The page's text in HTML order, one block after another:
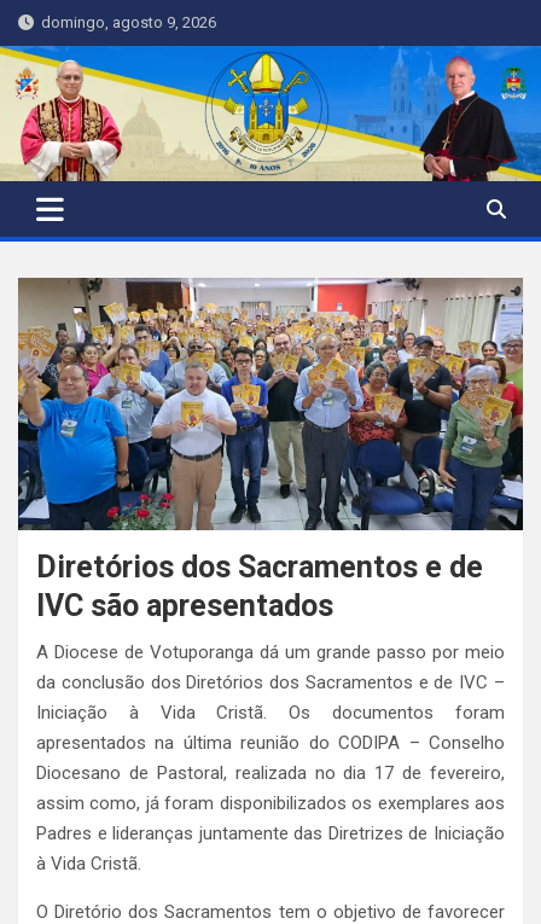
Skip
to
content
domingo, agosto 9, 2026
Diretórios dos Sacramentos e de
IVC são apresentados
A Diocese de Votuporanga dá um grande passo por meio
da conclusão dos Diretórios dos Sacramentos e de IVC –
Iniciação à Vida Cristã. Os documentos foram
apresentados na última reunião do CODIPA – Conselho
Diocesano de Pastoral, realizada no dia 17 de fevereiro,
assim como, já foram disponibilizados os exemplares aos
Padres e lideranças juntamente das Diretrizes de Iniciação
à Vida Cristã.
O Diretório dos Sacramentos tem o objetivo de favorecer